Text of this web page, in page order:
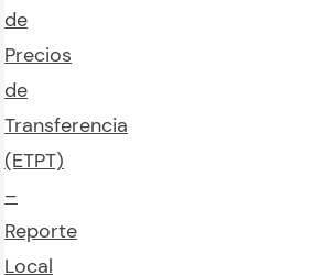
de
Precios
de
Transferencia
(ETPT)
–
Reporte
Local